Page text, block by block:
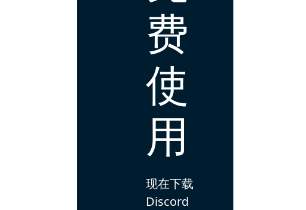
费
使
用
现在下载
Discord